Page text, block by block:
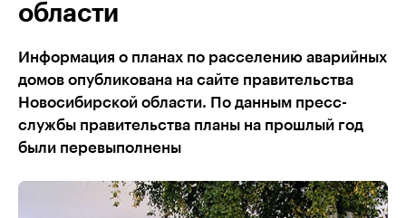
области
Информация о планах по расселению аварийных
домов опубликована на сайте правительства
Новосибирской области. По данным пресс-
службы правительства планы на прошлый год
были перевыполнены